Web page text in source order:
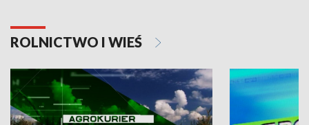
ROLNICTWO I WIEŚ